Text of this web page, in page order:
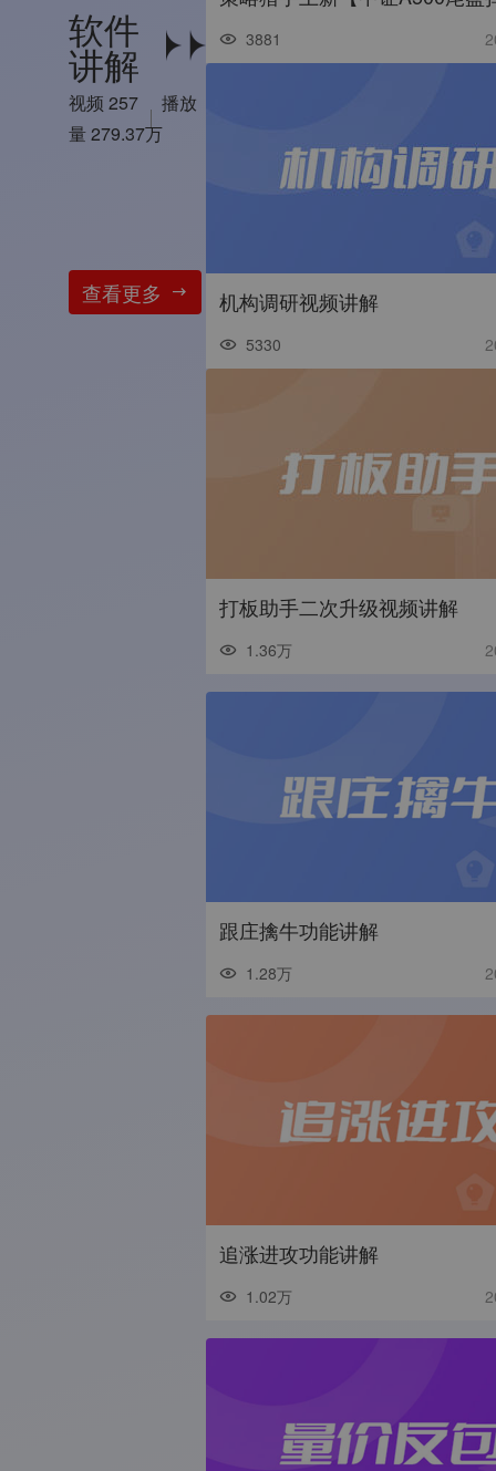
软件
讲解
视频 257
播放
量 279.37万
查看更多
3881
机构调研视频讲解
5330
打板助手二次升级视频讲解
1.36万
跟庄擒牛功能讲解
1.28万
追涨进攻功能讲解
1.02万